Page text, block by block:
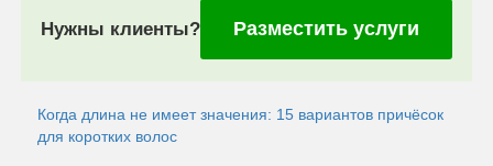
Нужны клиенты? Разместить услуги
Когда длина не имеет значения: 15 вариантов причёсок
для коротких волос